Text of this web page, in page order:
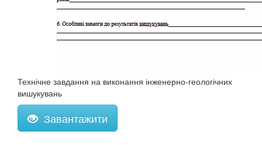
Технічне завдання на виконання інженерно-геологічних
вишукувань
Завантажити